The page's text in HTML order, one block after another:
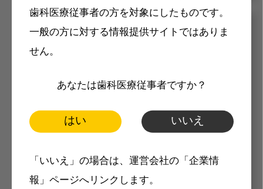
歯科医療従事者の方を対象にしたものです。
一般の方に対する情報提供サイトではありま
せん。
あなたは歯科医療従事者ですか？
はい いいえ
「いいえ」の場合は、運営会社の「企業情
報」ページへリンクします。
メリット
製品価格も閲覧可能